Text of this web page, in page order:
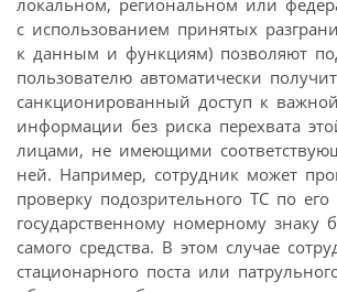
локальном, региональном или
с использованием принятых
к данным и функциям) позволяют
пользователю автоматически
санкционированный доступ к
информации без риска перехвата
лицами, не имеющими
ней. Например, сотрудник может
проверку подозрительного ТС по его
государственному номерному знаку
самого средства. В этом случае
стационарного поста или